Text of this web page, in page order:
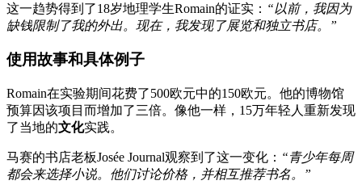
这一趋势得到了18岁地理学生Romain的证实： “以前，我因为
缺钱限制了我的外出。现在，我发现了展览和独立书店。”
使用故事和具体例子
Romain在实验期间花费了500欧元中的150欧元。他的博物馆
预算因该项目而增加了三倍。像他一样，15万年轻人重新发现
了当地的文化实践。
马赛的书店老板Josée Journal观察到了这一变化： “青少年每周
都会来选择小说。他们讨论价格，并相互推荐书名。”